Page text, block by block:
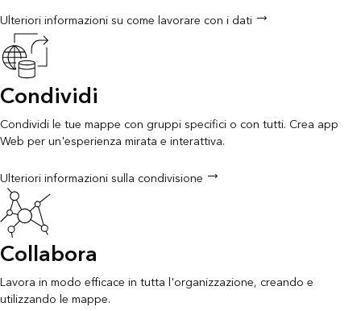
Ulteriori informazioni su come lavorare con i dati
Condividi
Condividi le tue mappe con gruppi specifici o con tutti. Crea app
Web per un'esperienza mirata e interattiva.
Ulteriori informazioni sulla condivisione
Collabora
Lavora in modo efficace in tutta l'organizzazione, creando e
utilizzando le mappe.